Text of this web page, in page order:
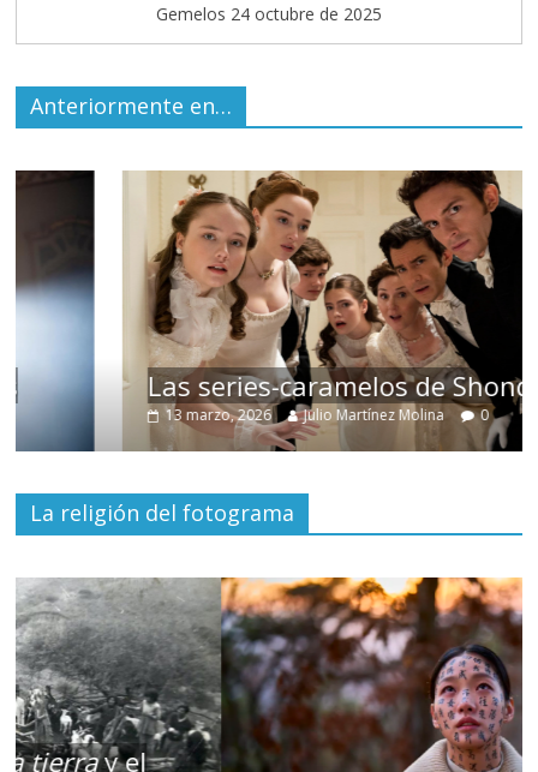
Gemelos 24 octubre de 2025
Anteriormente en…
Las series-caramelos de Shondaland
13 marzo, 2026 Julio Martínez Molina 0
La religión del fotograma